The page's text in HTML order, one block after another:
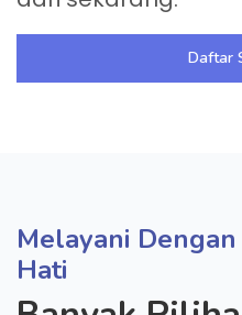
Daftar
Melayani
Hati